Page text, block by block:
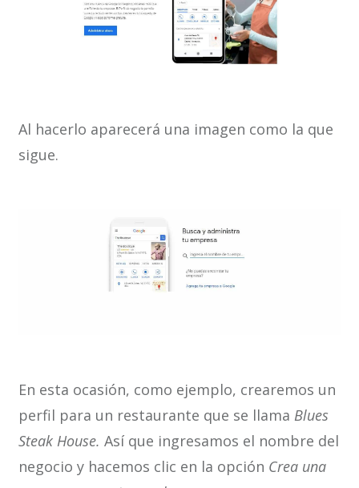
Al hacerlo aparecerá una imagen como la que
sigue.
En esta ocasión, como ejemplo, crearemos un
perfil para un restaurante que se llama Blues
Steak House. Así que ingresamos el nombre del
negocio y hacemos clic en la opción Crea una